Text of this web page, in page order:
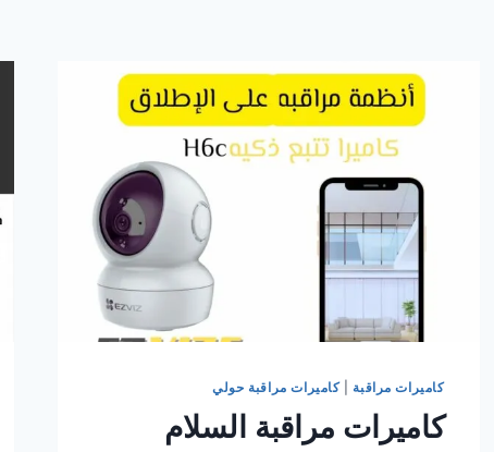
كاميرات مراقبة |كاميرات مراقبة حولي
كاميرات مراقبة السلام